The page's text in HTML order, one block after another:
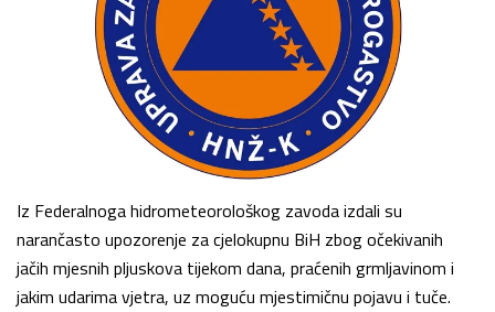
Iz Federalnoga hidrometeorološkog zavoda izdali su
narančasto upozorenje za cjelokupnu BiH zbog očekivanih
jačih mjesnih pljuskova tijekom dana, praćenih grmljavinom i
jakim udarima vjetra, uz moguću mjestimičnu pojavu i tuče.